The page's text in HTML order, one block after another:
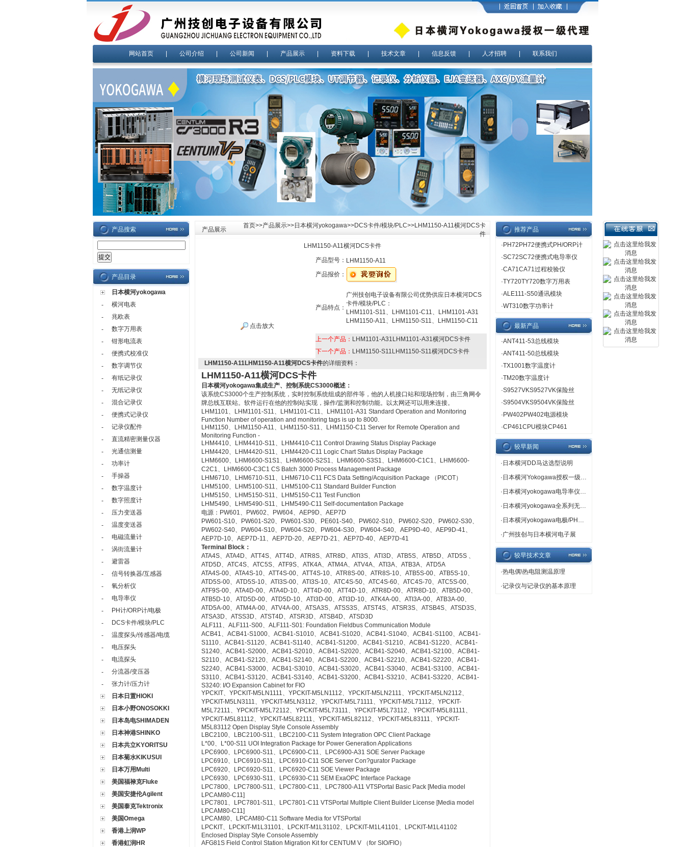
网站首页 公司介绍 公司新闻 产品展示 资料下载 技术文章 信息反馈 人才招聘 联系我们
产品搜索
产品目录
日本横河yokogawa
-
横河电表
-
兆欧表
-
数字万用表
-
钳形电流表
-
便携式校准仪
-
数字调节仪
-
有纸记录仪
-
无纸记录仪
-
混合记录仪
-
便携式记录仪
-
记录仪配件
-
直流精密测量仪器
-
光通信测量
-
功率计
-
手操器
-
数字温度计
-
数字照度计
-
压力变送器
-
温度变送器
-
电磁流量计
-
涡街流量计
-
避雷器
-
信号转换器/互感器
-
氧分析仪
-
电导率仪
-
PH计/ORP计/电极
-
DCS卡件/模块/PLC
-
温度探头/传感器/电缆
-
电压探头
-
电流探头
-
分流器/变压器
-
张力计/压力计
日本日置HIOKI
日本小野ONOSOKKI
日本岛电SHIMADEN
日本神港SHINKO
日本共立KYORITSU
日本菊水KIKUSUI
日本万用Multi
美国福禄克Fluke
美国安捷伦Agilent
美国泰克Tektronix
美国Omega
香港上润WP
香港虹润HR
产品展示
首页>>产品展示>>日本横河yokogawa>>DCS卡件/模块/PLC>>LHM1150-A11横河DCS卡
件
LHM1150-A11横河DCS卡件
点击放大
产品型号： LHM1150-A11
产品报价：
产品特点：
广州技创电子设备有限公司优势供应日本横河DCS
卡件/模块/PLC：
LHM1101-S11、LHM1101-C11、LHM1101-A31
LHM1150-A11、LHM1150-S11、LHM1150-C11
上一个产品： LHM1101-A31LHM1101-A31横河DCS卡件
下一个产品： LHM1150-S11LHM1150-S11横河DCS卡件
LHM1150-A11LHM1150-A11横河DCS卡件的详细资料：
LHM1150-A11横河DCS卡件
日本横河yokogawa集成生产、控制系统CS3000概述：
该系统CS3000个生产控制系统，实时控制系统组成的部件等，他的人机接口站和现场控制，由三角网令
牌总线互联站。软件运行在他的控制站实现，操作/监测和控制功能。以太网还可以用来连接。
LHM1101、LHM1101-S11、LHM1101-C11、LHM1101-A31 Standard Operation and Monitoring
Function Number of operation and monitoring tags is up to 8000.
LHM1150、LHM1150-A11、LHM1150-S11、LHM1150-C11 Server for Remote Operation and
Monitoring Function -
LHM4410、LHM4410-S11、LHM4410-C11 Control Drawing Status Display Package
LHM4420、LHM4420-S11、LHM4420-C11 Logic Chart Status Display Package
LHM6600、LHM6600-S1S1、LHM6600-S2S1、LHM6600-S3S1、LHM6600-C1C1、LHM6600-
C2C1、LHM6600-C3C1 CS Batch 3000 Process Management Package
LHM6710、LHM6710-S11、LHM6710-C11 FCS Data Setting/Acquisition Package （PICOT）
LHM5100、LHM5100-S11、LHM5100-C11 Standard Builder Function
LHM5150、LHM5150-S11、LHM5150-C11 Test Function
LHM5490、LHM5490-S11、LHM5490-C11 Self-documentation Package
电源：PW601、PW602、PW604、AEP9D、AEP7D
PW601-S10、PW601-S20、PW601-S30、PE601-S40、PW602-S10、PW602-S20、PW602-S30、
PW602-S40、PW604-S10、PW604-S20、PW604-S30、PW604-S40、AEP9D-40、AEP9D-41、
AEP7D-10、AEP7D-11、AEP7D-20、AEP7D-21、AEP7D-40、AEP7D-41
Terminal Block：
ATA4S、ATA4D、ATT4S、ATT4D、ATR8S、ATR8D、ATI3S、ATI3D、ATB5S、ATB5D、ATD5S 、
ATD5D、ATC4S、ATC5S、ATF9S、ATK4A、ATM4A、ATV4A、ATI3A、ATB3A、ATD5A
ATA4S-00、ATA4S-10、ATT4S-00、ATT4S-10、ATR8S-00、ATR8S-10、ATB5S-00、ATB5S-10、
ATD5S-00、ATD5S-10、ATI3S-00、ATI3S-10、ATC4S-50、ATC4S-60、ATC4S-70、ATC5S-00、
ATF9S-00、ATA4D-00、ATA4D-10、ATT4D-00、ATT4D-10、ATR8D-00、ATR8D-10、ATB5D-00、
ATB5D-10、ATD5D-00、ATD5D-10、ATI3D-00、ATI3D-10、ATK4A-00、ATI3A-00、ATB3A-00、
ATD5A-00、ATM4A-00、ATV4A-00、ATSA3S、ATSS3S、ATST4S、ATSR3S、ATSB4S、ATSD3S、
ATSA3D、ATSS3D、ATST4D、ATSR3D、ATSB4D、ATSD3D
ALF111、ALF111-S00、ALF111-S01: Foundation Fieldbus Communication Module
ACB41、ACB41-S1000、ACB41-S1010、ACB41-S1020、ACB41-S1040、ACB41-S1100、ACB41-
S1110、ACB41-S1120、ACB41-S1140、ACB41-S1200、ACB41-S1210、ACB41-S1220、ACB41-
S1240、ACB41-S2000、ACB41-S2010、ACB41-S2020、ACB41-S2040、ACB41-S2100、ACB41-
S2110、ACB41-S2120、ACB41-S2140、ACB41-S2200、ACB41-S2210、ACB41-S2220、ACB41-
S2240、ACB41-S3000、ACB41-S3010、ACB41-S3020、ACB41-S3040、ACB41-S3100、ACB41-
S3110、ACB41-S3120、ACB41-S3140、ACB41-S3200、ACB41-S3210、ACB41-S3220、ACB41-
S3240: I/O Expansion Cabinet for FIO
YPCKIT、YPCKIT-M5LN1111、YPCKIT-M5LN1112、YPCKIT-M5LN2111、YPCKIT-M5LN2112、
YPCKIT-M5LN3111、YPCKIT-M5LN3112、YPCKIT-M5L71111、YPCKIT-M5L71112、YPCKIT-
M5L72111、YPCKIT-M5L72112、YPCKIT-M5L73111、YPCKIT-M5L73112、YPCKIT-M5L81111、
YPCKIT-M5L81112、YPCKIT-M5L82111、YPCKIT-M5L82112、YPCKIT-M5L83111、YPCKIT-
M5L83112 Open Display Style Console Assembly
LBC2100、LBC2100-S11、LBC2100-C11 System Integration OPC Client Package
L*00、L*00-S11 UOI Integration Package for Power Generation Applications
LPC6900、LPC6900-S11、LPC6900-C11、LPC6900-A31 SOE Server Package
LPC6910、LPC6910-S11、LPC6910-C11 SOE Server Con?gurator Package
LPC6920、LPC6920-S11、LPC6920-C11 SOE Viewer Package
LPC6930、LPC6930-S11、LPC6930-C11 SEM ExaOPC Interface Package
LPC7800、LPC7800-S11、LPC7800-C11、LPC7800-A11 VTSPortal Basic Pack [Media model
LPCAM80-C11]
LPC7801、LPC7801-S11、LPC7801-C11 VTSPortal Multiple Client Builder License [Media model
LPCAM80-C11]
LPCAM80、LPCAM80-C11 Software Media for VTSPortal
LPCKIT、LPCKIT-M1L31101、LPCKIT-M1L31102、LPCKIT-M1L41101、LPCKIT-M1L41102
Enclosed Display Style Console Assembly
AFG81S Field Control Station Migration Kit for CENTUM V （for SIO/FIO）
推荐产品
· PH72PH72便携式PH/ORP计
·SC72SC72便携式电导率仪
·CA71CA71过程校验仪
·TY720TY720数字万用表
·ALE111-S50通讯模块
·WT310数字功率计
最新产品
·ANT411-53总线模块
·ANT411-50总线模块
·TX1001数字温度计
·TM20数字温度计
·S9527VKS9527VK保险丝
·S9504VKS9504VK保险丝
· PW402PW402电源模块
·CP461CPU模块CP461
较早新闻
· 日本横河DD马达选型说明
· 日本横河Yokogawa授权一级代理
· 日本横河yokogawa电导率仪专卖
· 日本横河yokogawa全系列无纸记录仪
· 日本横河yokogawa电极/PH计/ORP计热卖
·广州技创与日本横河电子展
较早技术文章
·热电偶\热电阻测温原理
·记录仪与记录仪的基本原理